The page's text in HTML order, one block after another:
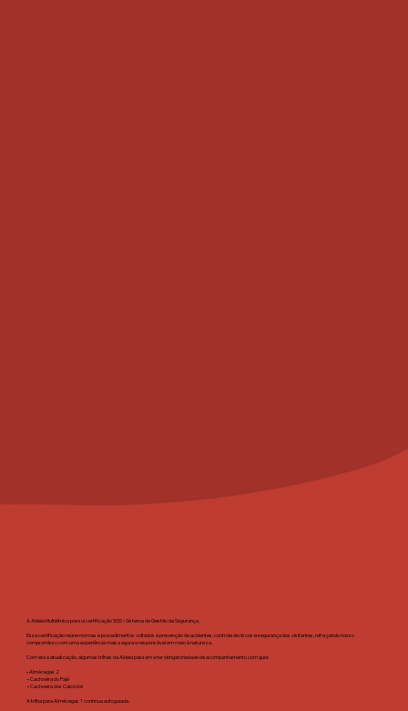
A Aldeia Multiétnica possui certificação SGS • Sistema de Gestão da Segurança.
Essa certificação reúne normas e procedimentos voltados à prevenção de acidentes, controle de riscos e segurança dos visitantes, reforçando nosso
compromisso com uma experiência mais segura e responsável em meio à natureza.
Com essa atualização, algumas trilhas da Aldeia passam a ter obrigatoriedade de acompanhamento com guia:
• Almécegas 2
• Cachoeira do Pajé
• Cachoeira dos Caboclos
A trilha para Almécegas 1 continua autoguiada.